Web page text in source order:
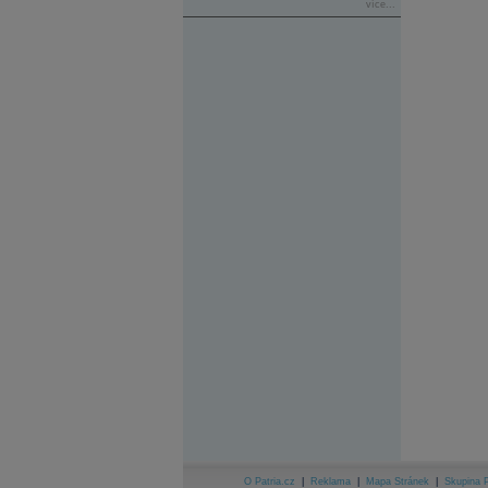
více...
O Patria.cz Reklama Mapa Stránek Skupina